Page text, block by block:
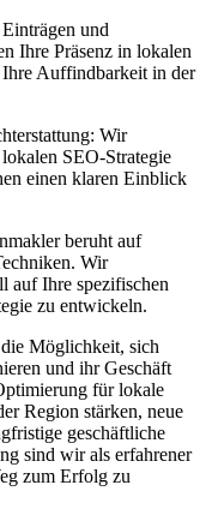
und
Ihre Präsenz in lokalen
Ihre Auffindbarkeit in der
Wir
SEO-Strategie
einen klaren Einblick
beruht auf
Wir
auf Ihre spezifischen
zu entwickeln.
Möglichkeit, sich
und ihr Geschäft
für lokale
Region stärken, neue
geschäftliche
sind wir als erfahrener
zum Erfolg zu